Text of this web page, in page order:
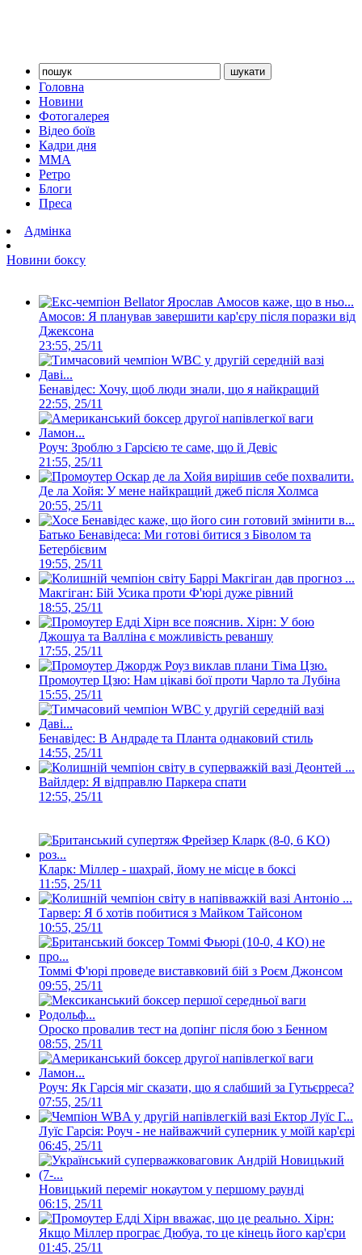
Головна
Новини
Фотогалерея
Відео боїв
Кадри дня
ММА
Ретро
Блоги
Преса
Адмінка
Новини боксу
Амосов: Я планував завершити кар'єру після поразки від
Джексона
23:55, 25/11
Бенавідес: Хочу, щоб люди знали, що я найкращий
22:55, 25/11
Роуч: Зроблю з Гарсією те саме, що й Девіс
21:55, 25/11
Де ла Хойя: У мене найкращий джеб після Холмса
20:55, 25/11
Батько Бенавідеса: Ми готові битися з Біволом та
Бетербієвим
19:55, 25/11
Макгіган: Бій Усика проти Ф'юрі дуже рівний
18:55, 25/11
Хірн: У бою
Джошуа та Валліна є можливість реваншу
17:55, 25/11
Промоутер Цзю: Нам цікаві бої проти Чарло та Лубіна
15:55, 25/11
Бенавідес: В Андраде та Планта однаковий стиль
14:55, 25/11
Вайлдер: Я відправлю Паркера спати
12:55, 25/11
Кларк: Міллер - шахрай, йому не місце в боксі
11:55, 25/11
Тарвер: Я б хотів побитися з Майком Тайсоном
10:55, 25/11
Томмі Ф'юрі проведе виставковий бій з Роєм Джонсом
09:55, 25/11
Ороско провалив тест на допінг після бою з Бенном
08:55, 25/11
Роуч: Як Гарсія міг сказати, що я слабший за Гутьєрреса?
07:55, 25/11
Луїс Гарсія: Роуч - не найважчий суперник у моїй кар'єрі
06:45, 25/11
Новицький переміг нокаутом у першому раунді
06:15, 25/11
Хірн:
Якщо Міллер програє Дюбуа, то це кінець його кар'єри
01:45, 25/11